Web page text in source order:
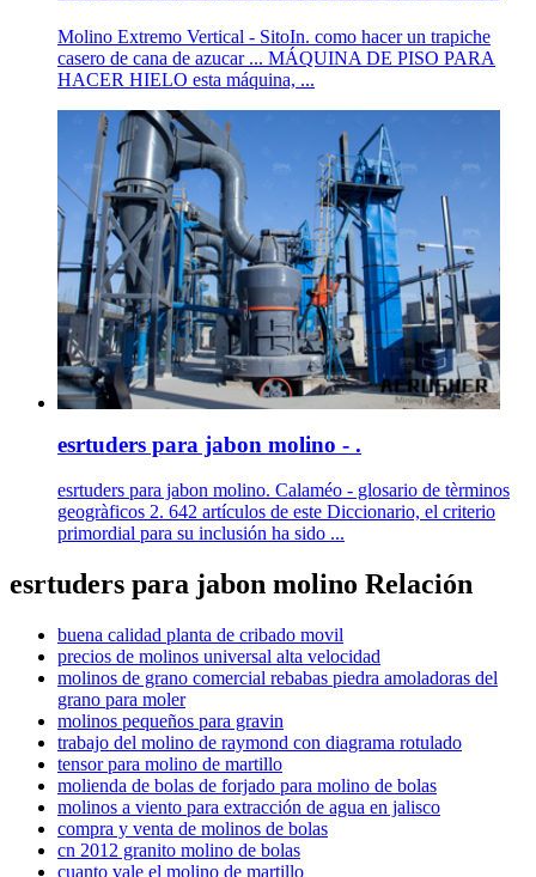
Molino Extremo Vertical - SitoIn. como hacer un trapiche
casero de cana de azucar ... MÁQUINA DE PISO PARA
HACER HIELO esta máquina, ...
esrtuders para jabon molino - .
esrtuders para jabon molino. Calaméo - glosario de tèrminos
geogràficos 2. 642 artículos de este Diccionario, el criterio
primordial para su inclusión ha sido ...
esrtuders para jabon molino Relación
buena calidad planta de cribado movil
precios de molinos universal alta velocidad
molinos de grano comercial rebabas piedra amoladoras del
grano para moler
molinos pequeños para gravin
trabajo del molino de raymond con diagrama rotulado
tensor para molino de martillo
molienda de bolas de forjado para molino de bolas
molinos a viento para extracción de agua en jalisco
compra y venta de molinos de bolas
cn 2012 granito molino de bolas
cuanto vale el molino de martillo